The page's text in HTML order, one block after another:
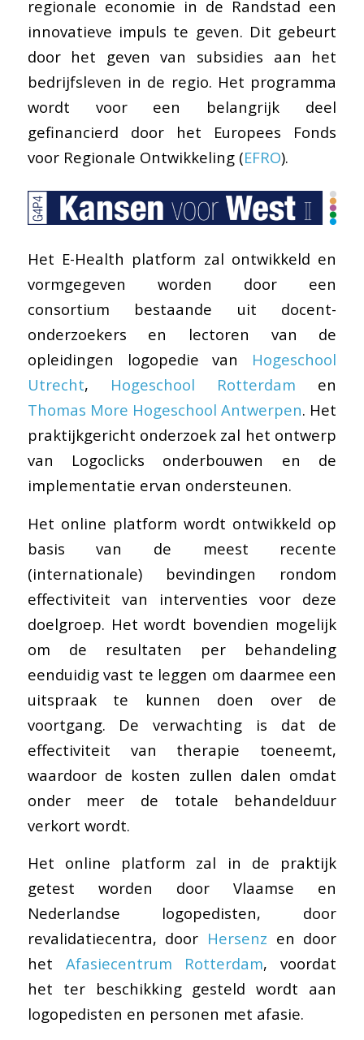
regionale economie in de Randstad een
innovatieve impuls te geven. Dit gebeurt
door het geven van subsidies aan het
bedrijfsleven in de regio. Het programma
wordt voor een belangrijk deel
gefinancierd door het Europees Fonds
voor Regionale Ontwikkeling (EFRO).
Het E-Health platform zal ontwikkeld en
vormgegeven worden door een
consortium bestaande uit docent-
onderzoekers en lectoren van de
opleidingen logopedie van Hogeschool
Utrecht, Hogeschool Rotterdam en
Thomas More Hogeschool Antwerpen. Het
praktijkgericht onderzoek zal het ontwerp
van Logoclicks onderbouwen en de
implementatie ervan ondersteunen.
Het online platform wordt ontwikkeld op
basis van de meest recente
(internationale) bevindingen rondom
effectiviteit van interventies voor deze
doelgroep. Het wordt bovendien mogelijk
om de resultaten per behandeling
eenduidig vast te leggen om daarmee een
uitspraak te kunnen doen over de
voortgang. De verwachting is dat de
effectiviteit van therapie toeneemt,
waardoor de kosten zullen dalen omdat
onder meer de totale behandelduur
verkort wordt.
Het online platform zal in de praktijk
getest worden door Vlaamse en
Nederlandse logopedisten, door
revalidatiecentra, door Hersenz en door
het Afasiecentrum Rotterdam, voordat
het ter beschikking gesteld wordt aan
logopedisten en personen met afasie.